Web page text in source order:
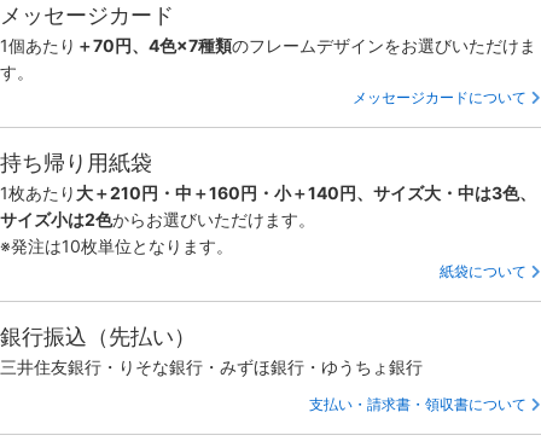
メッセージカード
1個あたり ＋70円、4色×7種類のフレームデザインをお選びいただけま
す。
メッセージカードについて
持ち帰り用紙袋
1枚あたり 大＋210円・中＋160円・小＋140円、サイズ大・中は3色、
サイズ小は2色からお選びいただけます。
※発注は10枚単位となります。
紙袋について
銀行振込（先払い）
三井住友銀行・りそな銀行・みずほ銀行・ゆうちょ銀行
支払い・請求書・領収書について